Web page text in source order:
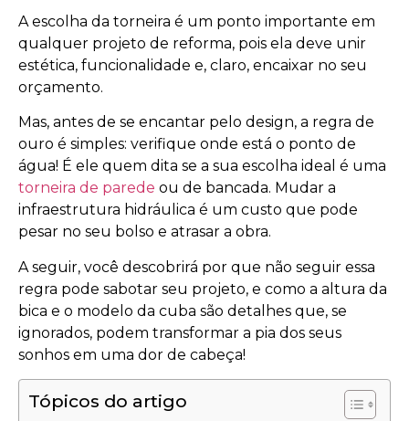
A escolha da torneira é um ponto importante em
qualquer projeto de reforma, pois ela deve unir
estética, funcionalidade e, claro, encaixar no seu
orçamento.
Mas, antes de se encantar pelo design, a regra de
ouro é simples: verifique onde está o ponto de
água! É ele quem dita se a sua escolha ideal é uma
torneira de parede ou de bancada. Mudar a
infraestrutura hidráulica é um custo que pode
pesar no seu bolso e atrasar a obra.
A seguir, você descobrirá por que não seguir essa
regra pode sabotar seu projeto, e como a altura da
bica e o modelo da cuba são detalhes que, se
ignorados, podem transformar a pia dos seus
sonhos em uma dor de cabeça!
Tópicos do artigo